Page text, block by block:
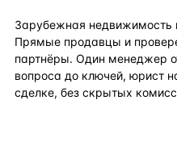
Зарубежная недвижимость
Прямые продавцы и
партнёры. Один менеджер
вопроса до ключей, юрист
сделке, без скрытых